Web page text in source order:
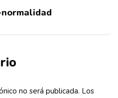
no será publicada. Los